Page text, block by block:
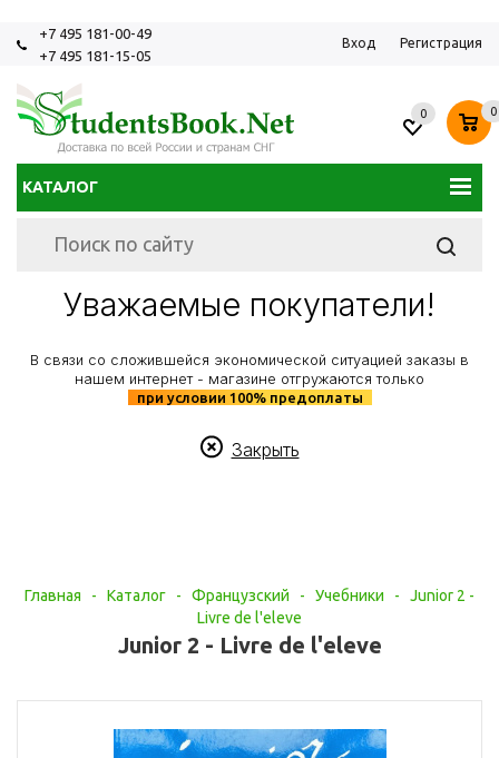
+7 495 181-00-49
+7 495 181-15-05
Вход Регистрация
КАТАЛОГ
0 0
Уважаемые покупатели!
В связи со сложившейся экономической ситуацией заказы в
нашем интернет - магазине отгружаются только
при условии 100% предоплаты
Закрыть
Главная - Каталог - Французский - Учебники -
Junior 2 -
Livre de l'eleve
Junior 2 - Livre de l'eleve